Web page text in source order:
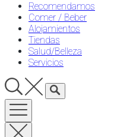
Recomendamos
Comer / Beber
Alojamientos
Tiendas
Salud/Belleza
Servicios